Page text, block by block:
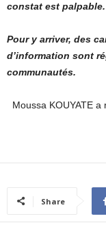
constat est palpable.
Pour y arriver, des
d’information sont
communautés.
Moussa KOUYATE
Share